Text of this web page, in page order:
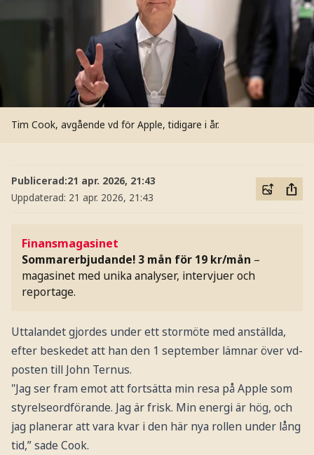
Tim Cook, avgående vd för Apple, tidigare i år.
Publicerad:21 apr. 2026, 21:43
Uppdaterad: 21 apr. 2026, 21:43
Finansmagasinet
Sommarerbjudande! 3 mån för 19 kr/mån –
magasinet med unika analyser, intervjuer och
reportage.
Uttalandet gjordes under ett stormöte med anställda,
efter beskedet att han den 1 september lämnar över vd-
posten till John Ternus.
"Jag ser fram emot att fortsätta min resa på Apple som
styrelseordförande. Jag är frisk. Min energi är hög, och
jag planerar att vara kvar i den här nya rollen under lång
tid,” sade Cook.